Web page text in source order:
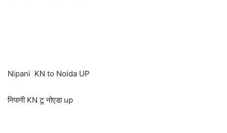
Nipani KN to Noida UP
निपानी KN टू नोएडा up